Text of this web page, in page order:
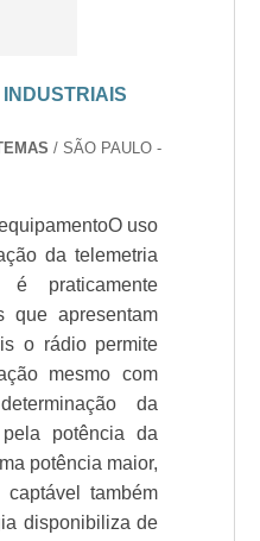
/ SÃO PAULO -
uso
da telemetria
é praticamente
que apresentam
o rádio permite
mesmo com
da
potência da
potência maior,
também
disponibiliza de